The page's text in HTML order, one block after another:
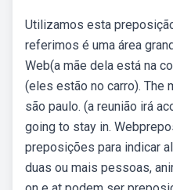
Utilizamos esta
referimos é uma área
Web(a mãe dela está na
(eles estão no carro). The
são paulo. (a reunião irá
going to stay in.
preposições para indicar
duas ou mais pessoas,